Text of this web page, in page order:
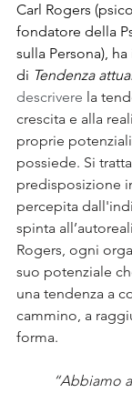
Carl Rogers
fondatore della
sulla Persona),
di Tendenza
descrivere la
crescita e alla
proprie
possiede. Si
predisposizione
percepita
spinta
Rogers, ogni
suo potenziale
una tendenza a
cammino, a
forma.
“Abbiamo